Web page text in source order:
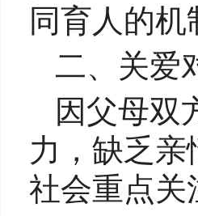
同育人的机
二、关爱
因父母双
力，缺乏
社会重点关